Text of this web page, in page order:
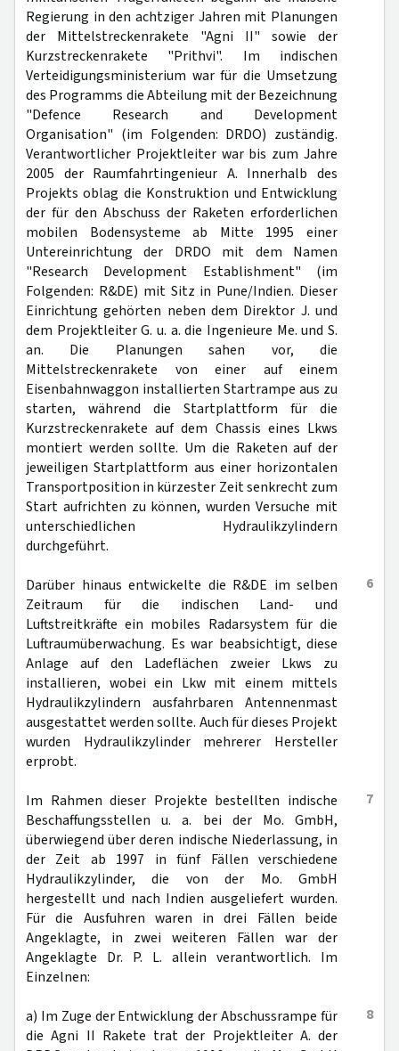
Regierung in den achtziger Jahren mit Planungen
der Mittelstreckenrakete "Agni II" sowie der
Kurzstreckenrakete "Prithvi". Im indischen
Verteidigungsministerium war für die Umsetzung
des Programms die Abteilung mit der Bezeichnung
"Defence Research and Development
Organisation" (im Folgenden: DRDO) zuständig.
Verantwortlicher Projektleiter war bis zum Jahre
2005 der Raumfahrtingenieur A. Innerhalb des
Projekts oblag die Konstruktion und Entwicklung
der für den Abschuss der Raketen erforderlichen
mobilen Bodensysteme ab Mitte 1995 einer
Untereinrichtung der DRDO mit dem Namen
"Research Development Establishment" (im
Folgenden: R&DE) mit Sitz in Pune/Indien. Dieser
Einrichtung gehörten neben dem Direktor J. und
dem Projektleiter G. u. a. die Ingenieure Me. und S.
an. Die Planungen sahen vor, die
Mittelstreckenrakete von einer auf einem
Eisenbahnwaggon installierten Startrampe aus zu
starten, während die Startplattform für die
Kurzstreckenrakete auf dem Chassis eines Lkws
montiert werden sollte. Um die Raketen auf der
jeweiligen Startplattform aus einer horizontalen
Transportposition in kürzester Zeit senkrecht zum
Start aufrichten zu können, wurden Versuche mit
unterschiedlichen Hydraulikzylindern
durchgeführt.
6
Darüber hinaus entwickelte die R&DE im selben
Zeitraum für die indischen Land- und
Luftstreitkräfte ein mobiles Radarsystem für die
Luftraumüberwachung. Es war beabsichtigt, diese
Anlage auf den Ladeflächen zweier Lkws zu
installieren, wobei ein Lkw mit einem mittels
Hydraulikzylindern ausfahrbaren Antennenmast
ausgestattet werden sollte. Auch für dieses Projekt
wurden Hydraulikzylinder mehrerer Hersteller
erprobt.
7
Im Rahmen dieser Projekte bestellten indische
Beschaffungsstellen u. a. bei der Mo. GmbH,
überwiegend über deren indische Niederlassung, in
der Zeit ab 1997 in fünf Fällen verschiedene
Hydraulikzylinder, die von der Mo. GmbH
hergestellt und nach Indien ausgeliefert wurden.
Für die Ausfuhren waren in drei Fällen beide
Angeklagte, in zwei weiteren Fällen war der
Angeklagte Dr. P. L. allein verantwortlich. Im
Einzelnen:
8
a) Im Zuge der Entwicklung der Abschussrampe für
die Agni II Rakete trat der Projektleiter A. der